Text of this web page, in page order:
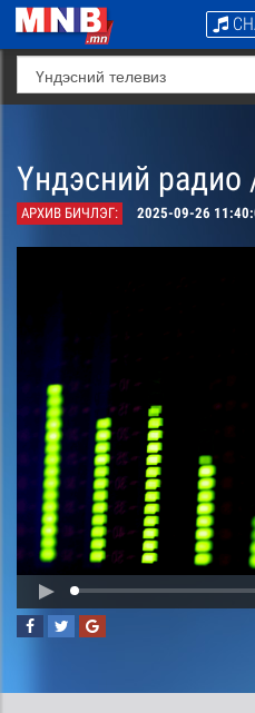
Үндэсний радио
АРХИВ БИЧЛЭГ: 2025-09-26